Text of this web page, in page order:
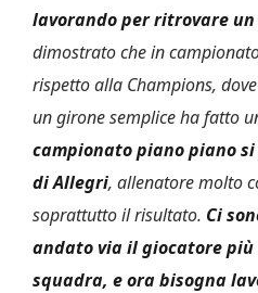
lavorando per ritrovare
dimostrato che in
rispetto alla Champions,
un girone semplice ha fatto
campionato piano piano
di Allegri, allenatore molto
soprattutto il risultato. Ci
andato via il giocatore
squadra, e ora bisogna